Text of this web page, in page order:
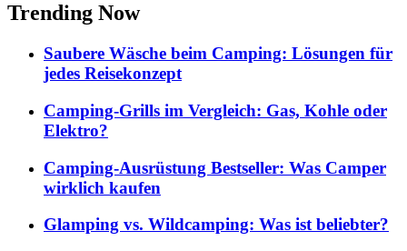
Trending Now
Saubere Wäsche beim Camping: Lösungen für
jedes Reisekonzept
Camping-Grills im Vergleich: Gas, Kohle oder
Elektro?
Camping-Ausrüstung Bestseller: Was Camper
wirklich kaufen
Glamping vs. Wildcamping: Was ist beliebter?